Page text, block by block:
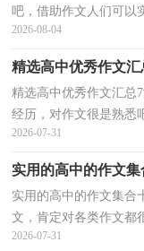
吧，借助作文人们可以
笔？下面是小编整理的
2026-08-04
精选高中优秀作文汇
精选高中优秀作文汇总
经历，对作文很是熟悉
想感情、传递知识信息
2026-07-31
实用的高中的作文集
实用的高中的作文集合
文，肯定对各类作文都
力、想象力、思考力和
2026-07-31